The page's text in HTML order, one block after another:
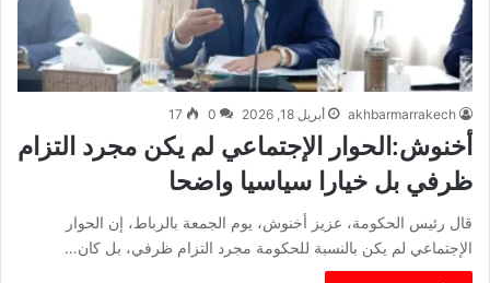
akhbarmarrakech أبريل 18, 2026 0
17
أخنوش:الحوار الإجتماعي لم يكن مجرد التزام
ظرفي بل خيارا سياسيا واضحا
قال رئيس الحكومة، عزيز أخنوش، يوم الجمعة بالرباط، إن الحوار
الإجتماعي لم يكن بالنسبة للحكومة مجرد التزام ظرفي، بل كان…